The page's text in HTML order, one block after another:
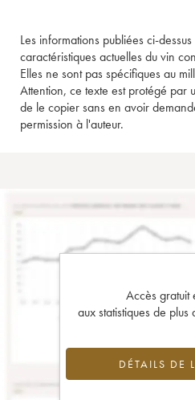
Les informations publiées ci-
caractéristiques actuelles du vin
Elles ne sont pas spécifiques au
Attention, ce texte est protégé par
de le copier sans en avoir
permission à l'auteur.
Accès gratuit
aux statistiques de
DÉTAILS DE